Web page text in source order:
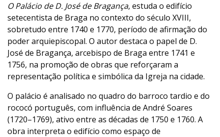
O Palácio de D. José de Bragança, estuda o edifício
setecentista de Braga no contexto do século XVIII,
sobretudo entre 1740 e 1770, período de afirmação do
poder arquiepiscopal. O autor destaca o papel de D.
José de Bragança, arcebispo de Braga entre 1741 e
1756, na promoção de obras que reforçaram a
representação política e simbólica da Igreja na cidade.
O palácio é analisado no quadro do barroco tardio e do
rococó português, com influência de André Soares
(1720–1769), ativo entre as décadas de 1750 e 1760. A
obra interpreta o edifício como espaço de